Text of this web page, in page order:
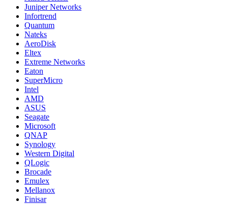
Juniper Networks
Infortrend
Quantum
Nateks
AeroDisk
Eltex
Extreme Networks
Eaton
SuperMicro
Intel
AMD
ASUS
Seagate
Microsoft
QNAP
Synology
Western Digital
QLogic
Brocade
Emulex
Mellanox
Finisar